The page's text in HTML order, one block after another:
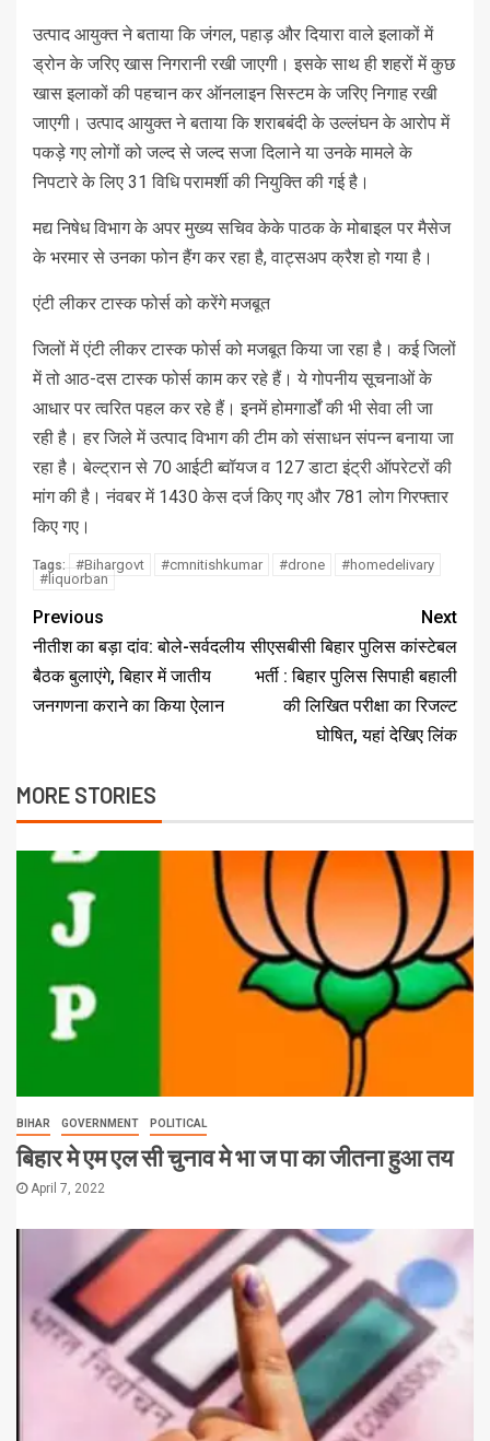
उत्पाद आयुक्त ने बताया कि जंगल, पहाड़ और दियारा वाले इलाकों में
ड्रोन के जरिए खास निगरानी रखी जाएगी। इसके साथ ही शहरों में कुछ
खास इलाकों की पहचान कर ऑनलाइन सिस्टम के जरिए निगाह रखी
जाएगी। उत्पाद आयुक्त ने बताया कि शराबबंदी के उल्लंघन के आरोप में
पकड़े गए लोगों को जल्द से जल्द सजा दिलाने या उनके मामले के
निपटारे के लिए 31 विधि परामर्शी की नियुक्ति की गई है।
मद्य निषेध विभाग के अपर मुख्य सचिव केके पाठक के मोबाइल पर मैसेज
के भरमार से उनका फोन हैंग कर रहा है, वाट्सअप क्रैश हो गया है।
एंटी लीकर टास्क फोर्स को करेंगे मजबूत
जिलों में एंटी लीकर टास्क फोर्स को मजबूत किया जा रहा है। कई जिलों
में तो आठ-दस टास्क फोर्स काम कर रहे हैं। ये गोपनीय सूचनाओं के
आधार पर त्वरित पहल कर रहे हैं। इनमें होमगार्डों की भी सेवा ली जा
रही है। हर जिले में उत्पाद विभाग की टीम को संसाधन संपन्न बनाया जा
रहा है। बेल्ट्रान से 70 आईटी ब्वॉयज व 127 डाटा इंट्री ऑपरेटरों की
मांग की है। नंवबर में 1430 केस दर्ज किए गए और 781 लोग गिरफ्तार
किए गए।
Tags: #Bihargovt #cmnitishkumar #drone
#homedelivary
#liquorban
Previous
नीतीश का बड़ा दांव: बोले-सर्वदलीय
बैठक बुलाएंगे, बिहार में जातीय
जनगणना कराने का किया ऐलान
Next
सीएसबीसी बिहार पुलिस कांस्टेबल
भर्ती : बिहार पुलिस सिपाही बहाली
की लिखित परीक्षा का रिजल्ट
घोषित, यहां देखिए लिंक
MORE STORIES
BIHAR GOVERNMENT POLITICAL
बिहार मे एम एल सी चुनाव मे भा ज पा का जीतना हुआ तय
April 7, 2022